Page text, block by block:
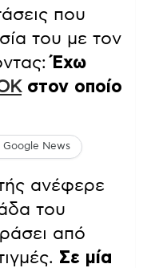
που
του με τον
Έχω
στον οποίο
Google News
ανέφερε
του
από
Σε μία